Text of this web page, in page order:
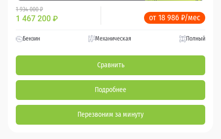
1 934 000 ₽
1 467 200 ₽ от 18 986 ₽/мес
Бензин Механическая Полный
Сравнить
Подробнее
Перезвоним за минуту